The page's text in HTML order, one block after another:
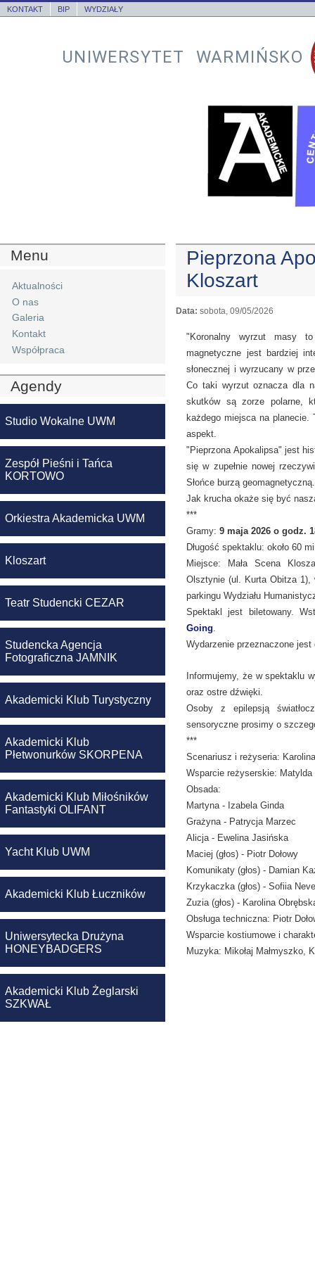
KONTAKT BIP WYDZIAŁY
UNIWERSYTET WARMIŃSKO
Menu
Aktualności
O nas
Galeria
Kontakt
Współpraca
Agendy
Studio Wokalne UWM
Zespół Pieśni i Tańca
KORTOWO
Orkiestra Akademicka UWM
Kloszart
Teatr Studencki CEZAR
Studencka Agencja
Fotograficzna JAMNIK
Akademicki Klub Turystyczny
Akademicki Klub
Płetwonurków SKORPENA
Akademicki Klub Miłośników
Fantastyki OLIFANT
Yacht Klub UWM
Akademicki Klub Łuczników
Uniwersytecka Drużyna
HONEYBADGERS
Akademicki Klub Żeglarski
SZKWAŁ
Pieprzona
Kloszart
Data:sobota, 09/05/2026
"Koronalny wyrzut masy
magnetyczne jest bardziej
słonecznej i wyrzucany w
Co taki wyrzut oznacza dla
skutków są zorze polarne,
każdego miejsca na
aspekt.
"Pieprzona Apokalipsa" jest
się w zupełnie nowej
Słońce burzą
Jak krucha okaże się być
***
Gramy:9 maja 2026 o godz.
Długość spektaklu: około 60
Miejsce: Mała Scena
Olsztynie (ul. Kurta Obitza 1),
parkingu Wydziału
Spektakl jest biletowany.
Going.
Wydarzenie przeznaczone
Informujemy, że w spektaklu
oraz ostre dźwięki.
Osoby z epilepsją
sensoryczne prosimy o
***
Scenariusz i reżyseria:
Wsparcie reżyserskie:
Obsada:
Martyna - Izabela Ginda
Grażyna - Patrycja Marzec
Alicja - Ewelina Jasińska
Maciej (głos) - Piotr Dołowy
Komunikaty (głos) - Damian
Krzykaczka (głos) - Sofiia
Zuzia (głos) - Karolina
Obsługa techniczna: Piotr
Wsparcie kostiumowe i
Muzyka: Mikołaj Małmyszko,